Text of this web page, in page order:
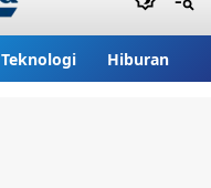
Teknologi Hiburan